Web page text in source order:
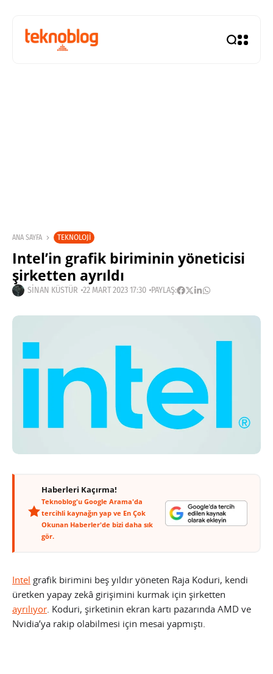
ANA SAYFA TEKNOLOJI
Intel’in grafik biriminin yöneticisi
şirketten ayrıldı
SINAN KÜSTÜR 22 MART 2023 17:30 PAYLAŞ:
Haberleri Kaçırma!
Teknoblog'u Google Arama'da
tercihli kaynağın yap ve En Çok
Okunan Haberler'de bizi daha sık
gör.
Intel grafik birimini beş yıldır yöneten Raja Koduri, kendi
üretken yapay zekâ girişimini kurmak için şirketten
ayrılıyor. Koduri, şirketinin ekran kartı pazarında AMD ve
Nvidia’ya rakip olabilmesi için mesai yapmıştı.